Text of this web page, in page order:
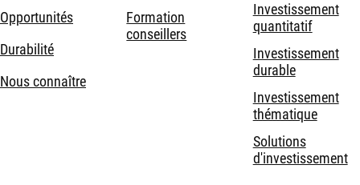
Opportunités
Durabilité
Nous connaître
Formation
conseillers
Investissement
quantitatif
Investissement
durable
Investissement
thématique
Solutions
d'investissement